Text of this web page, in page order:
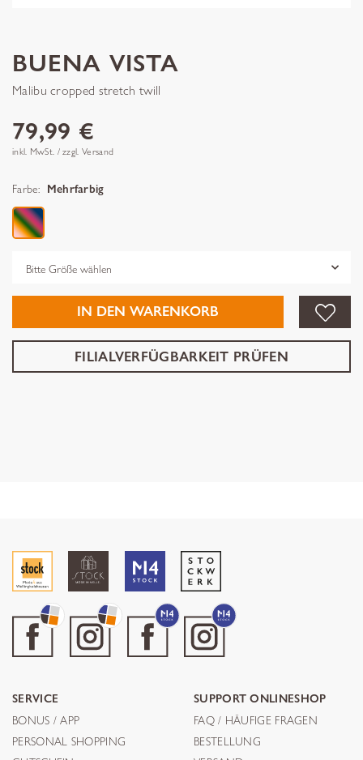
BUENA VISTA
Malibu cropped stretch twill
79,99 €
inkl. MwSt. / zzgl. Versand
Farbe: Mehrfarbig
IN DEN WARENKORB
FILIALVERFÜGBARKEIT PRÜFEN
SERVICE
BONUS / APP
PERSONAL SHOPPING
SUPPORT ONLINESHOP
FAQ / HÄUFIGE FRAGEN
BESTELLUNG